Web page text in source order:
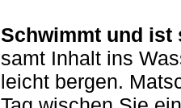
Schwimmt und ist
samt Inhalt ins
leicht bergen.